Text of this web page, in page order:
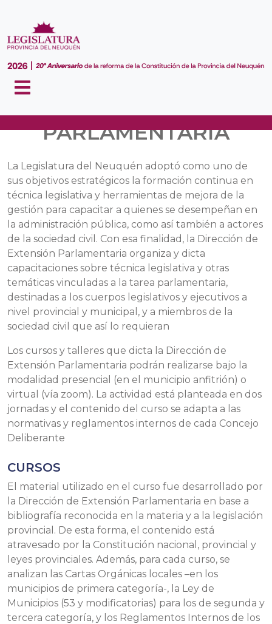
PARLAMENTARIA
La Legislatura del Neuquén adoptó como uno de
sus objetivos estratégicos la formación continua en
técnica legislativa y herramientas de mejora de la
gestión para capacitar a quienes se desempeñan en
la administración pública, como así también a actores
de la sociedad civil. Con esa finalidad, la Dirección de
Extensión Parlamentaria organiza y dicta
capacitaciones sobre técnica legislativa y otras
temáticas vinculadas a la tarea parlamentaria,
destinadas a los cuerpos legislativos y ejecutivos a
nivel provincial y municipal, y a miembros de la
sociedad civil que así lo requieran
Los cursos y talleres que dicta la Dirección de
Extensión Parlamentaria podrán realizarse bajo la
modalidad presencial (en el municipio anfitrión) o
virtual (vía zoom). La actividad está planteada en dos
jornadas y el contenido del curso se adapta a las
normativas y reglamentos internos de cada Concejo
Deliberante
CURSOS
El material utilizado en el curso fue desarrollado por
la Dirección de Extensión Parlamentaria en base a
bibliografía reconocida en la materia y a la legislación
provincial. De esta forma, el contenido está
atravesado por la Constitución nacional, provincial y
leyes provinciales. Además, para cada curso, se
analizan las Cartas Orgánicas locales –en los
municipios de primera categoría-, la Ley de
Municipios (53 y modificatorias) para los de segunda y
tercera categoría, y los Reglamentos Internos de los